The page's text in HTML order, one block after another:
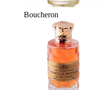
Boucheron